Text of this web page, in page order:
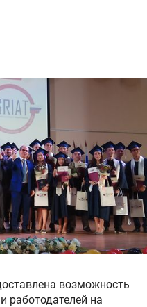
возможность
работодателей на